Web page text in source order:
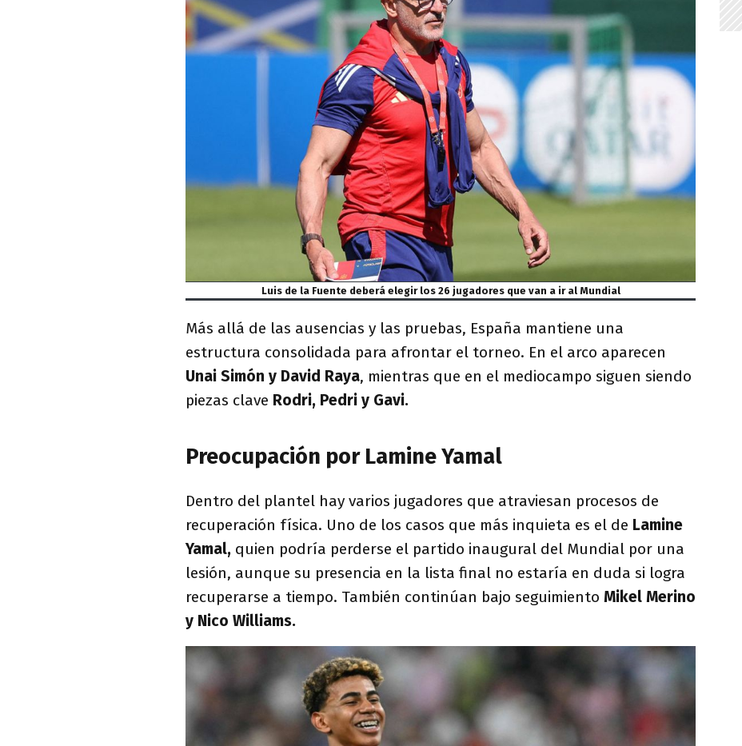
Luis de la Fuente deberá elegir los 26 jugadores que van a ir al Mundial
Más allá de las ausencias y las pruebas, España mantiene una
estructura consolidada para afrontar el torneo. En el arco aparecen
Unai Simón y David Raya, mientras que en el mediocampo siguen siendo
piezas clave Rodri, Pedri y Gavi.
Preocupación por Lamine Yamal
Dentro del plantel hay varios jugadores que atraviesan procesos de
recuperación física. Uno de los casos que más inquieta es el de Lamine
Yamal, quien podría perderse el partido inaugural del Mundial por una
lesión, aunque su presencia en la lista final no estaría en duda si logra
recuperarse a tiempo. También continúan bajo seguimiento Mikel Merino
y Nico Williams.